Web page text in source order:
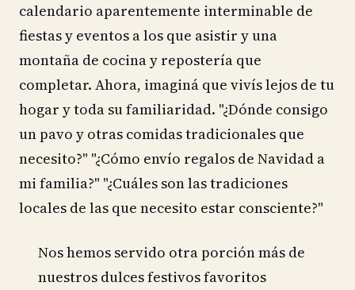
calendario aparentemente interminable de
fiestas y eventos a los que asistir y una
montaña de cocina y repostería que
completar. Ahora, imaginá que vivís lejos de tu
hogar y toda su familiaridad. "¿Dónde consigo
un pavo y otras comidas tradicionales que
necesito?" "¿Cómo envío regalos de Navidad a
mi familia?" "¿Cuáles son las tradiciones
locales de las que necesito estar consciente?"
Nos hemos servido otra porción más de
nuestros dulces festivos favoritos